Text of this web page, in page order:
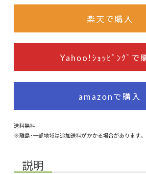
楽天で購入
Yahoo!ｼｮｯﾋﾟﾝｸﾞで
amazonで購入
送料無料
※離島・一部地域は追加送料がかかる場合があります。
説明